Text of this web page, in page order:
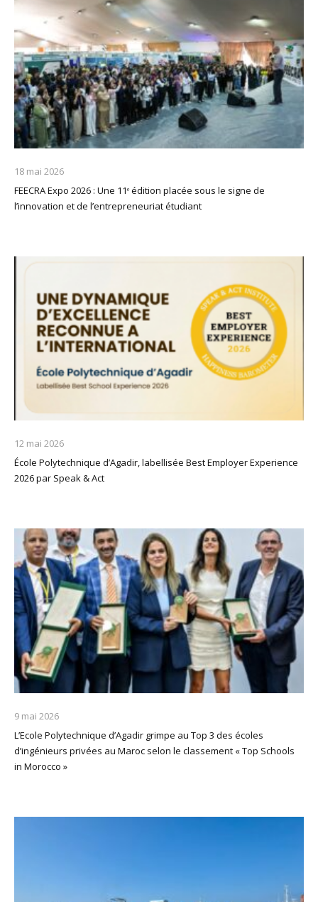
18 mai 2026
FEECRA Expo 2026 : Une 11ᵉ édition placée sous le signe de
l’innovation et de l’entrepreneuriat étudiant
12 mai 2026
École Polytechnique d’Agadir, labellisée Best Employer Experience
2026 par Speak & Act
9 mai 2026
L’Ecole Polytechnique d’Agadir grimpe au Top 3 des écoles
d’ingénieurs privées au Maroc selon le classement « Top Schools
in Morocco »